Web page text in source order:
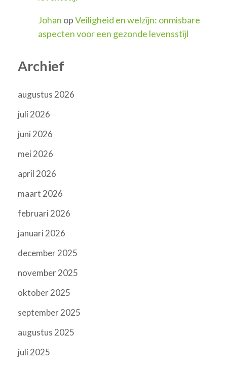
Johan opVeiligheid en welzijn: onmisbare
aspecten voor een gezonde levensstijl
Archief
augustus 2026
juli 2026
juni 2026
mei 2026
april 2026
maart 2026
februari 2026
januari 2026
december 2025
november 2025
oktober 2025
september 2025
augustus 2025
juli 2025